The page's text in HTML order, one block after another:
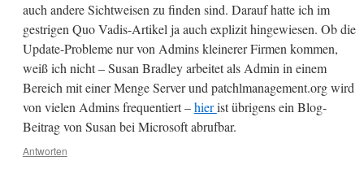
auch andere Sichtweisen zu finden sind. Darauf hatte ich im
gestrigen Quo Vadis-Artikel ja auch explizit hingewiesen. Ob die
Update-Probleme nur von Admins kleinerer Firmen kommen,
weiß ich nicht – Susan Bradley arbeitet als Admin in einem
Bereich mit einer Menge Server und patchlmanagement.org wird
von vielen Admins frequentiert –hierist übrigens ein Blog-
Beitrag von Susan bei Microsoft abrufbar.
Antworten